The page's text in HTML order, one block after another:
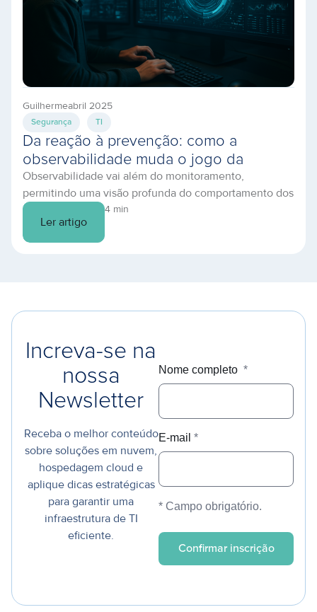
Guilhermeabril 2025
Segurança TI
Da reação à prevenção: como a
observabilidade muda o jogo da
infraestrutura em nuvem
Observabilidade vai além do monitoramento,
permitindo uma visão profunda do comportamento dos
sistemas. Descubra como prevenir falhas e otimizar
sua TI.Ler artigo
4 min
Increva-se na
nossa
Newsletter
Receba o melhor conteúdo
sobre soluções em nuvem,
hospedagem cloud e
aplique dicas estratégicas
para garantir uma
infraestrutura de TI
eficiente.
Nome completo *
E-mail *
* Campo obrigatório.